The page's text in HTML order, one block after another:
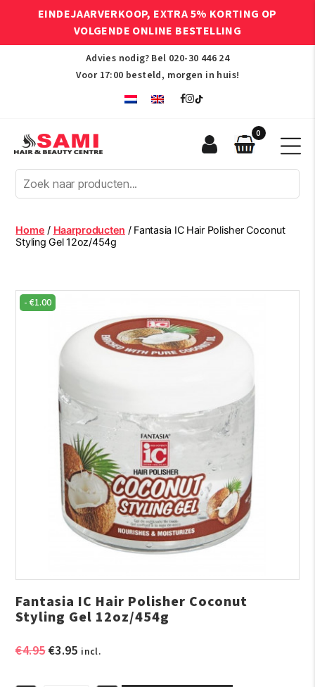
EINDEJAARVERKOOP, EXTRA 5% KORTING OP
VOLGENDE ONLINE BESTELLING
Advies nodig? Bel 020-30 446 24
Voor 17:00 besteld, morgen in huis!
Afro
Hair
Beauty
Centre
0
Home / Haarproducten / Fantasia IC Hair Polisher Coconut
Styling Gel 12oz/454g
-€1.00
Fantasia IC Hair Polisher Coconut
Styling Gel 12oz/454g
€4.95Oorspronkelijke
€3.95Huidige
incl.